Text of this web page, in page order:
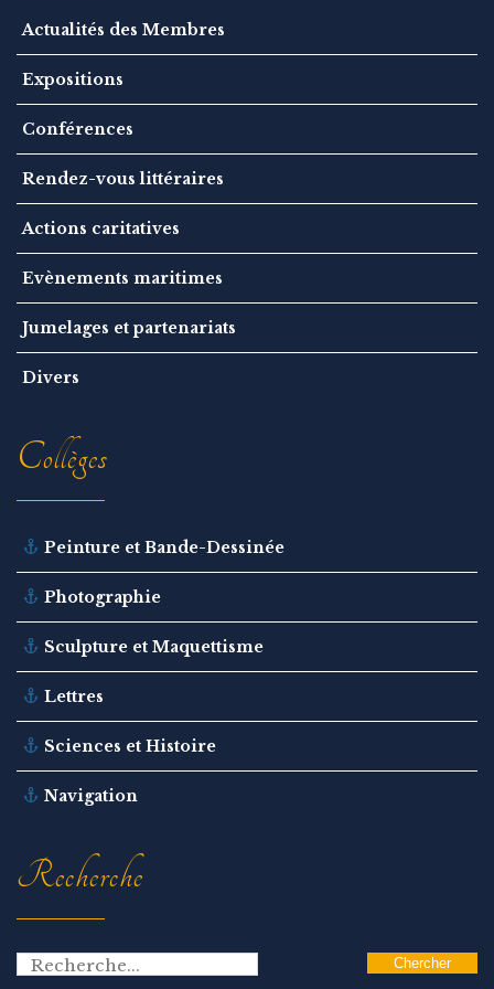
Actualités des Membres
Expositions
Conférences
Rendez-vous littéraires
Actions caritatives
Evènements maritimes
Jumelages et partenariats
Divers
Collèges
Peinture et Bande-Dessinée
Photographie
Sculpture et Maquettisme
Lettres
Sciences et Histoire
Navigation
Recherche